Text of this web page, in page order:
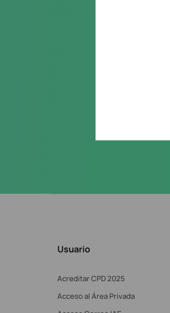
Usuario
Acreditar CPD 2025
Acceso al Área Privada